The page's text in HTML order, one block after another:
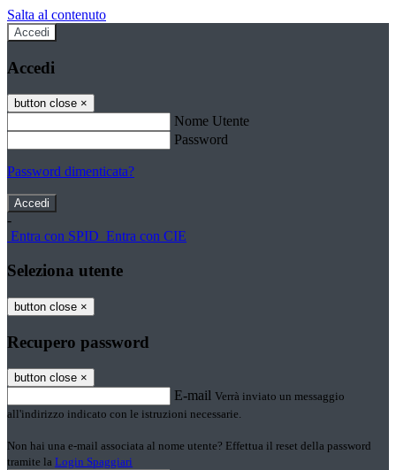
Salta al contenuto
Accedi
Accedi
button close ×
Nome Utente
Password
Password dimenticata?
-
Entra con SPID Entra con CIE
Seleziona utente
button close ×
Recupero password
button close ×
E-mail Verrà inviato un messaggio
all'indirizzo indicato con le istruzioni necessarie.
Non hai una e-mail associata al nome utente? Effettua il reset della password
tramite la Login Spaggiari